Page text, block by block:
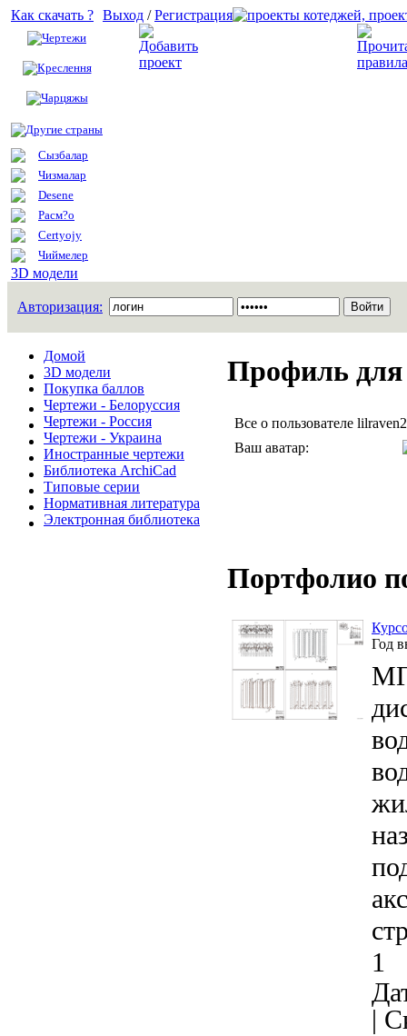
Как скачать ?
Чертежи
Креслення
Чарцяжы
Другие страны
Сызбалар
Чизмалар
Desene
Расм?о
Certyojy
Чиймелер
3D модели
Выход /Регистрация
Авторизация:
Домой
3D модели
Покупка баллов
Чертежи - Белоруссия
Чертежи - Россия
Чертежи - Украина
Иностранные чертежи
Библиотека ArchiCad
Типовые серии
Нормативная литература
Электронная библиотека
Профиль
Все о пользователе
Ваш аватар:
Портфолио
Год
1
|